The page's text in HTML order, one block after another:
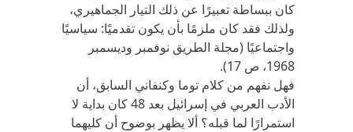
كان ببساطة تعبيرًا عن ذلك التيار الجماهيري،
ولذلك فقد كان ملزمًا بأن يكون تقدميًا: سياسيًا
واجتماعيًا (مجلة الطريق نوفمبر وديسمبر
1968، ص 17).
فهل نفهم من كلام توما وكنفاني السابق، أن
الأدب العربي في إسرائيل بعد 48 كان بداية لا
استمرارًا لما قبله؟ ألا يظهر بوضوح أن كليهما